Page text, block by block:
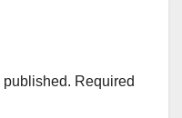
published. Required